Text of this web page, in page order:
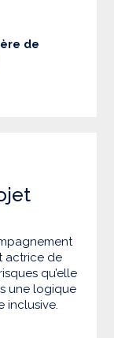
de
actrice de
qu’elle
une logique
inclusive.